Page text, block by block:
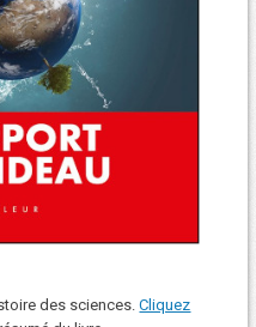
des sciences.Cliquez